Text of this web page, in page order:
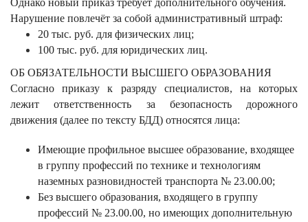
Однако новый приказ требует дополнительного обучения.
Нарушение повлечёт за собой административный штраф:
20 тыс. руб. для физических лиц;
100 тыс. руб. для юридических лиц.
ОБ ОБЯЗАТЕЛЬНОСТИ ВЫСШЕГО ОБРАЗОВАНИЯ
Согласно приказу к разряду специалистов, на которых
лежит ответственность за безопасность дорожного
движения (далее по тексту БДД) относятся лица:
Имеющие профильное высшее образование, входящее
в группу профессий по технике и технологиям
наземных разновидностей транспорта № 23.00.00;
Без высшего образования, входящего в группу
профессий № 23.00.00, но имеющих дополнительную